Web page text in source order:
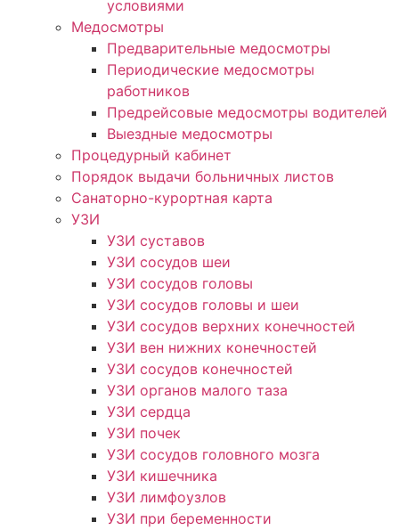
условиями
Медосмотры
Предварительные медосмотры
Периодические медосмотры
работников
Предрейсовые медосмотры водителей
Выездные медосмотры
Процедурный кабинет
Порядок выдачи больничных листов
Санаторно-курортная карта
УЗИ
УЗИ суставов
УЗИ сосудов шеи
УЗИ сосудов головы
УЗИ сосудов головы и шеи
УЗИ сосудов верхних конечностей
УЗИ вен нижних конечностей
УЗИ сосудов конечностей
УЗИ органов малого таза
УЗИ сердца
УЗИ почек
УЗИ сосудов головного мозга
УЗИ кишечника
УЗИ лимфоузлов
УЗИ при беременности